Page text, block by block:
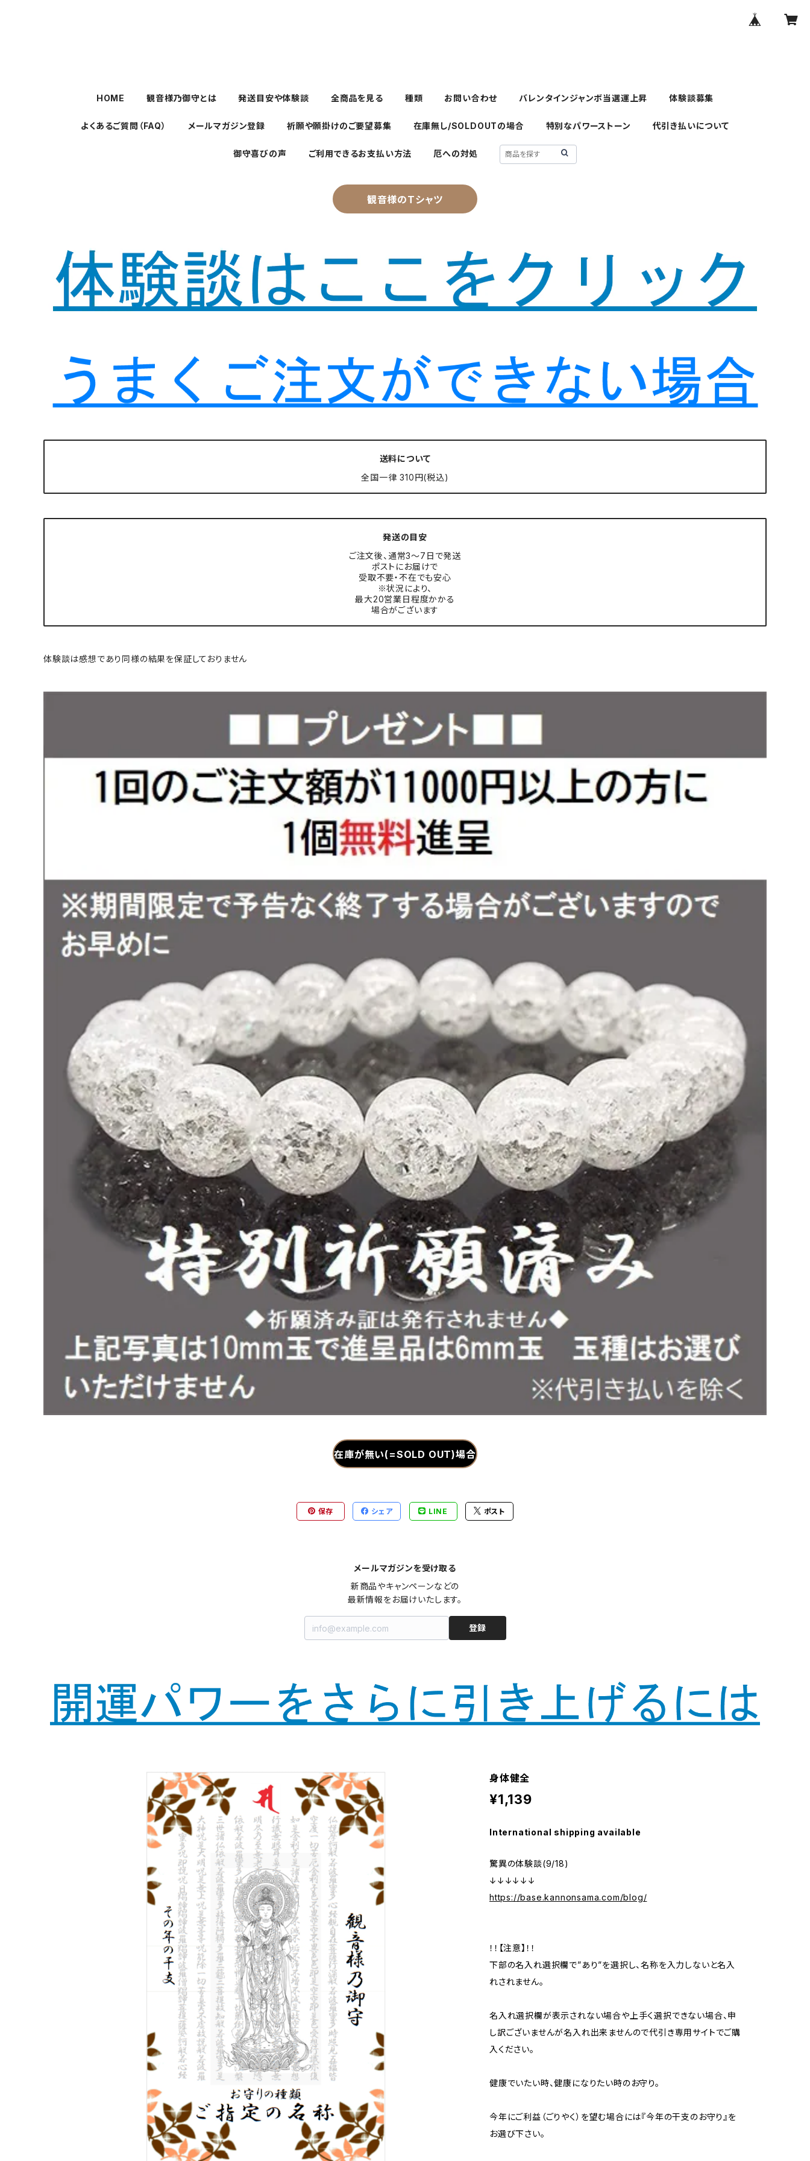
HOME 観音様乃御守とは 発送目安や体験談 全商品を見る 種類 お問い合わせ バレンタインジャンボ当選運上昇 体験談募集
よくあるご質問（FAQ） メールマガジン登録 祈願や願掛けのご要望募集 在庫無し/SOLDOUTの場合 特別なパワーストーン 代引き払いについて
御守喜びの声 ご利用できるお支払い方法 厄への対処
観音様のTシャツ
送料について
全国一律 310円(税込)
発送の目安
ご注文後、通常3〜7日で発送
ポストにお届けで
受取不要・不在でも安心
※状況により、
最大20営業日程度かかる
場合がございます
体験談は感想であり同様の結果を保証しておりません
在庫が無い(=SOLD OUT)場合
保存 シェア LINE ポスト
メールマガジンを受け取る
新商品やキャンペーンなどの
最新情報をお届けいたします。
登録
身体健全
¥1,139
International shipping available
驚異の体験談(9/18)
↓↓↓↓↓↓
https://base.kannonsama.com/blog/
！！【注意】！！
下部の名入れ選択欄で”あり”を選択し、名称を入力しないと名入
れされません。
名入れ選択欄が表示されない場合や上手く選択できない場合、申
し訳ございませんが名入れ出来ませんので代引き専用サイトでご購
入ください。
健康でいたい時、健康になりたい時のお守り。
今年にご利益（ごりやく）を望む場合には『今年の干支のお守り』を
お選び下さい。